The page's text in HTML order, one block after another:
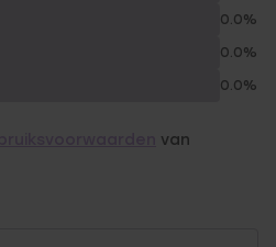
0.0%
0.0%
0.0%
van